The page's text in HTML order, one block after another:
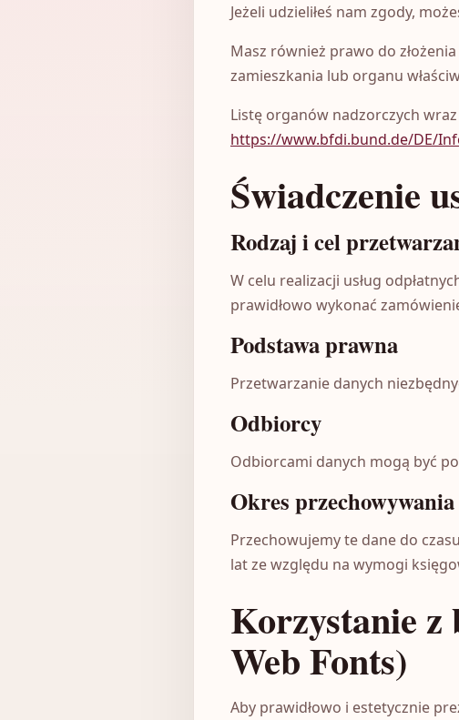
Jeżeli udzieliłeś nam zgody,
Masz również prawo do
zamieszkania lub organu
Listę organów nadzorczych
https://www.bfdi.bund.de/DE/
Świadczenie
Rodzaj i cel
W celu realizacji usług
prawidłowo wykonać
Podstawa prawna
Przetwarzanie danych
Odbiorcy
Odbiorcami danych mogą być
Okres przechowywania
Przechowujemy te dane do
lat ze względu na wymogi
Korzystanie z
Web Fonts)
Aby prawidłowo i estetycznie